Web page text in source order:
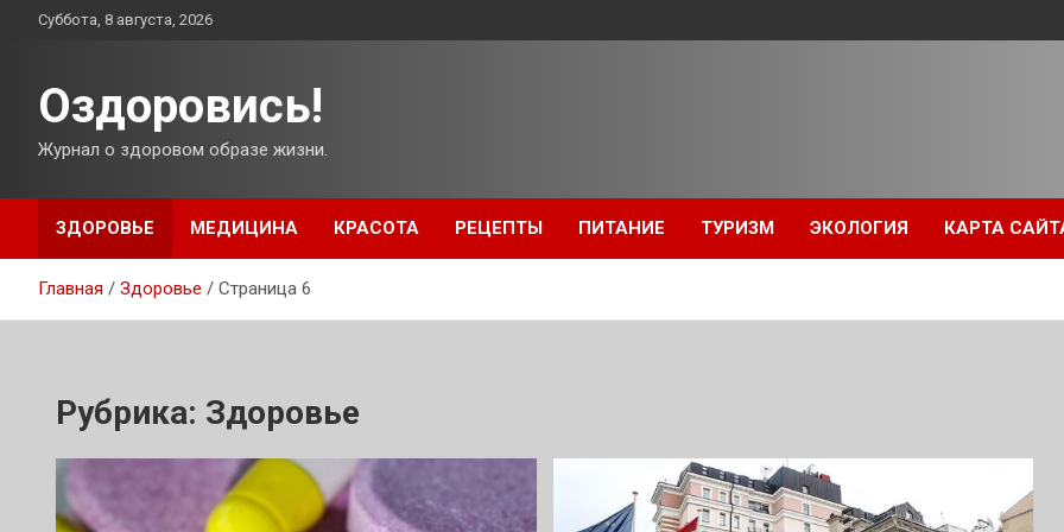
ПерейтиСуббота, 8 августа, 2026
Оздоровись!
Журнал о здоровом образе жизни.
ЗДОРОВЬЕ МЕДИЦИНА КРАСОТА РЕЦЕПТЫ ПИТАНИЕ ТУРИЗМ ЭКОЛОГИЯ КАРТА
Главная Здоровье Страница 6
Рубрика: Здоровье